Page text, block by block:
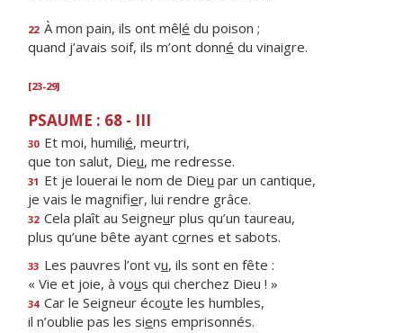
22 À mon pain, ils ont mêlé du poison ;
quand j’avais soif, ils m’ont donné du vinaigre.
[23-29]
PSAUME : 68 - III
30 Et moi, humilié, meurtri,
que ton salut, Dieu, me redresse.
31 Et je louerai le nom de Dieu par un cantique,
je vais le magnifier, lui rendre grâce.
32 Cela plaît au Seigneur plus qu’un taureau,
plus qu’une bête ayant cornes et sabots.
33 Les pauvres l’ont vu, ils sont en fête :
« Vie et joie, à vous qui cherchez Dieu ! »
34 Car le Seigneur écoute les humbles,
il n’oublie pas les siens emprisonnés.